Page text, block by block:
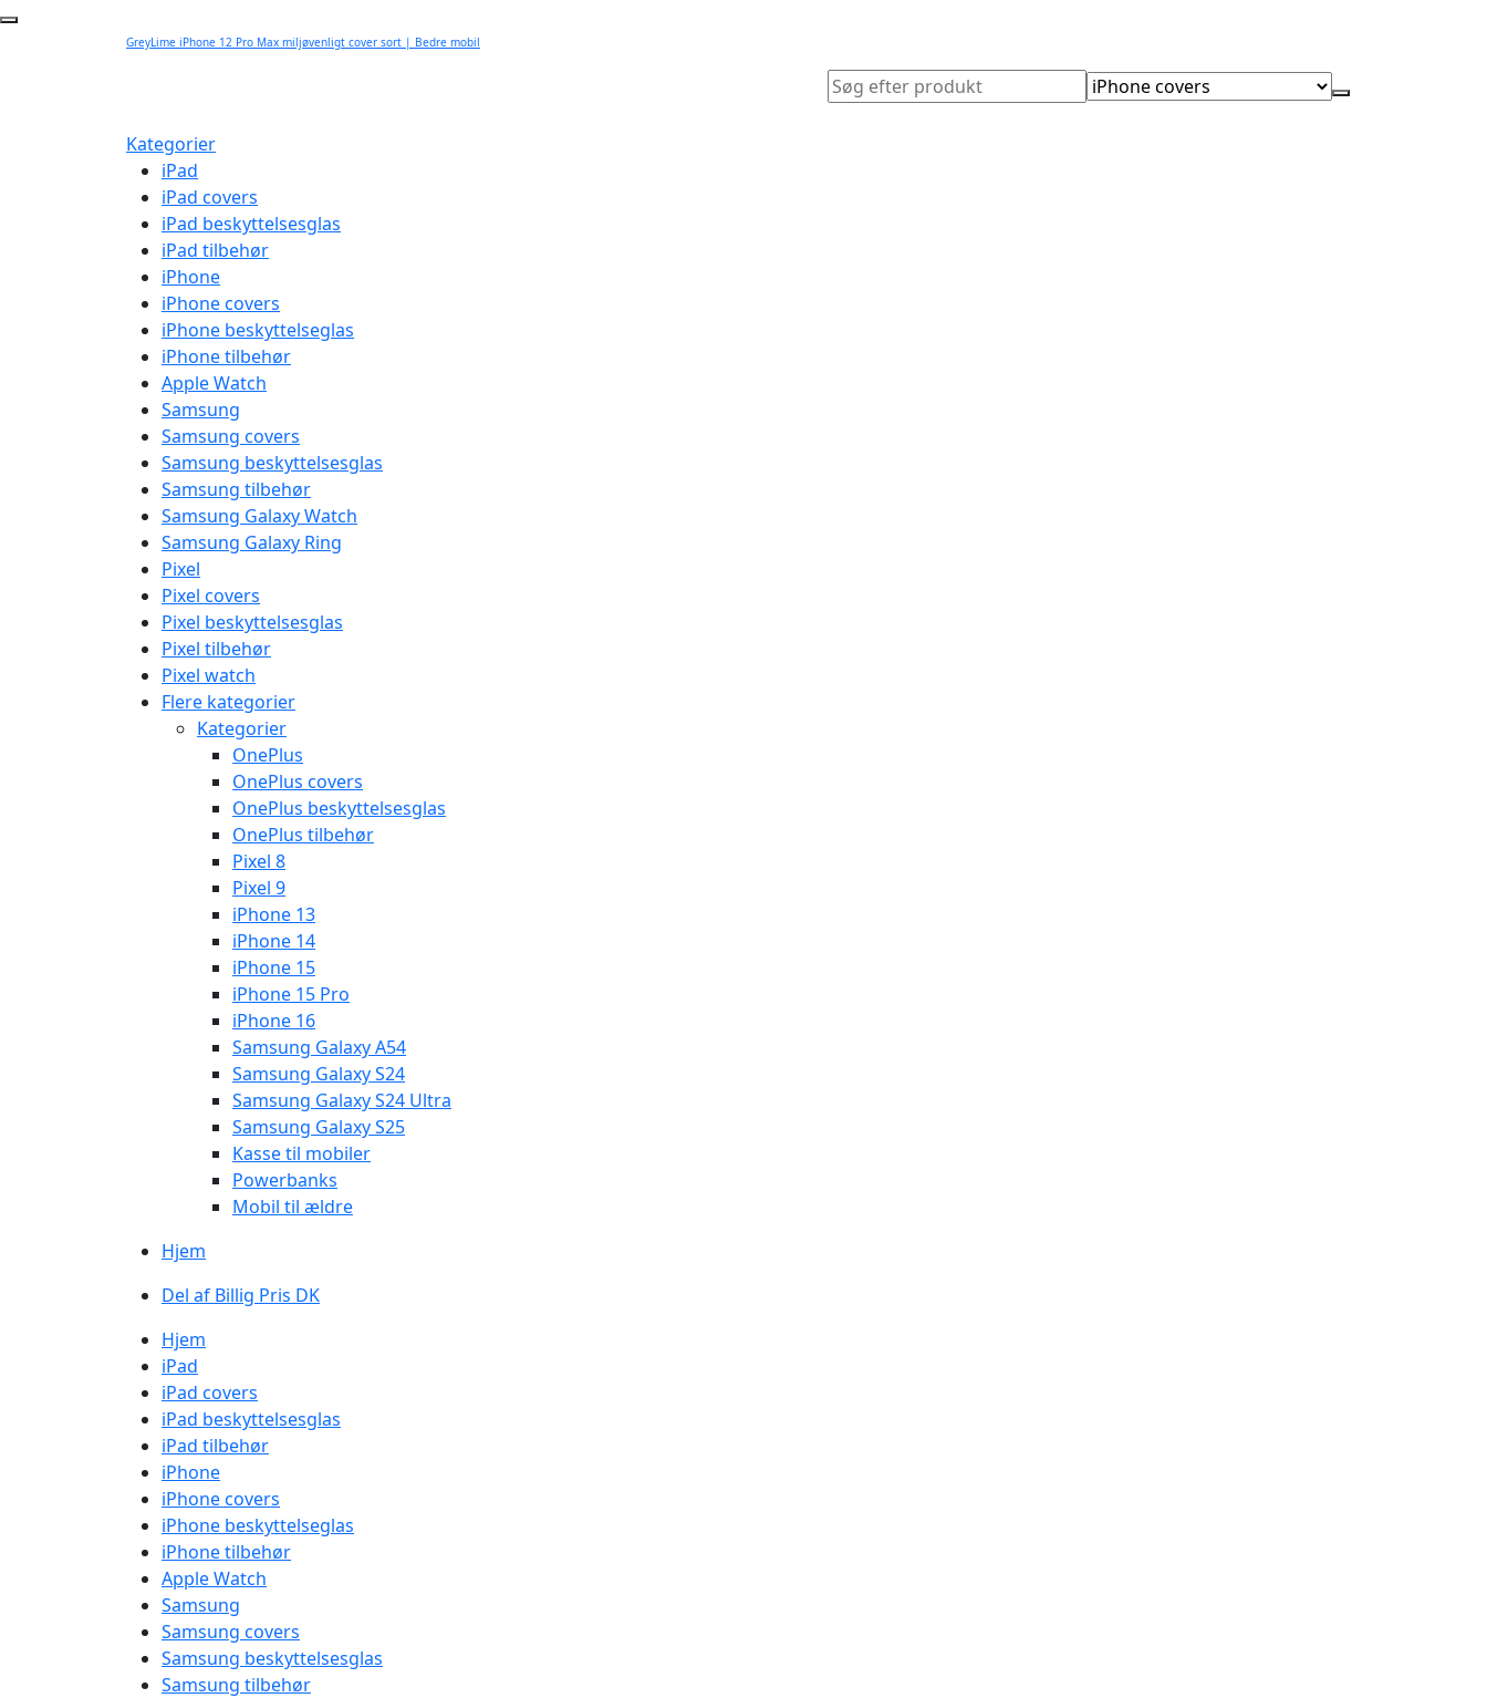
GreyLime iPhone 12 Pro Max miljøvenligt cover sort | Bedre mobil
Kategorier
iPad
iPad covers
iPad beskyttelsesglas
iPad tilbehør
iPhone
iPhone covers
iPhone beskyttelseglas
iPhone tilbehør
Apple Watch
Samsung
Samsung covers
Samsung beskyttelsesglas
Samsung tilbehør
Samsung Galaxy Watch
Samsung Galaxy Ring
Pixel
Pixel covers
Pixel beskyttelsesglas
Pixel tilbehør
Pixel watch
Flere kategorier
Kategorier
OnePlus
OnePlus covers
OnePlus beskyttelsesglas
OnePlus tilbehør
Pixel 8
Pixel 9
iPhone 13
iPhone 14
iPhone 15
iPhone 15 Pro
iPhone 16
Samsung Galaxy A54
Samsung Galaxy S24
Samsung Galaxy S24 Ultra
Samsung Galaxy S25
Kasse til mobiler
Powerbanks
Mobil til ældre
Hjem
Del af Billig Pris DK
Hjem
iPad
iPad covers
iPad beskyttelsesglas
iPad tilbehør
iPhone
iPhone covers
iPhone beskyttelseglas
iPhone tilbehør
Apple Watch
Samsung
Samsung covers
Samsung beskyttelsesglas
Samsung tilbehør